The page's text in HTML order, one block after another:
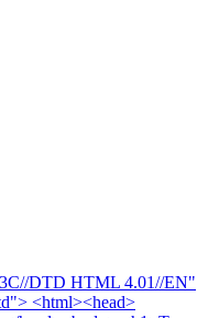
DTD HTML 4.01//EN"
<html><head>